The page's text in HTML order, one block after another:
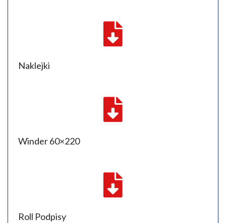
Naklejki
Winder 60×220
Roll Podpisy